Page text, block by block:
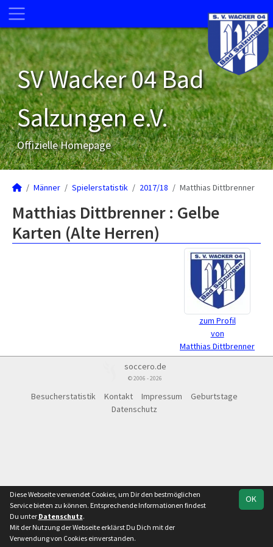
SV Wacker 04 Bad
Salzungen e.V.
Offizielle Homepage
Männer Spielerstatistik 2017/18 Matthias Dittbrenner
Matthias Dittbrenner : Gelbe
Karten (Alte Herren)
zum Profil
von
Matthias Dittbrenner
soccero.de
© 2006 - 2026
Besucherstatistik Kontakt Impressum
Geburtstage
Datenschutz
OK
Diese Webseite verwendet Cookies, um Dir den bestmöglichen
Service bieten zu können. Entsprechende Informationen findest
Du unter Datenschutz.
Mit der Nutzung der Webseite erklärst Du Dich mit der
Verwendung von Cookies einverstanden.